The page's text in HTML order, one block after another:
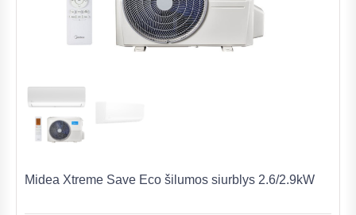
Midea Xtreme Save Eco šilumos siurblys 2.6/2.9kW